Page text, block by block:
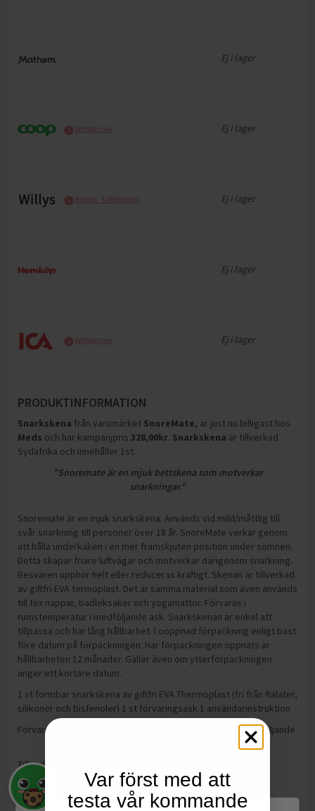
Ej i lager
Webbpriser Ej i lager
Butiks- & Webbpris Ej i lager
Ej i lager
Webbpriser Ej i lager
PRODUKTINFORMATION
Snarkskena från varumärket SnoreMate, är just nu billigast hos
Meds och har kampanjpris 328,00kr. Snarkskena är tillverkad
Sydafrika och innehåller 1st.
"Snoremate är en mjuk bettskena som motverkar
snarkningar."
Snoremate är en mjuk snarkskena. Används vid mild/måttlig till
svår snarkning till personer över 18 år. SnoreMate verkar genom
att hålla underkäken i en mer framskjuten position under sömnen.
Detta skapar friare luftvägar och motverkar därigenom snarkning.
Besvären upphör helt eller reduceras kraftigt. Skenan är tillverkad
av giftfri EVA termoplast. Det är samma material som även används
till tex nappar, badleksaker och yogamattor. Förvaras i
rumstemperatur i medföljande ask. Snarkskenan är enkel att
tillpassa och har lång hållbarhet. I oöppnad förpackning enligt bäst
före datum på förpackningen. Har förpackningen öppnats är
hållbarheten 12 månader. Gäller även om ytterförpackningen
anger ett kortare datum.
1 st formbar snarkskena av giftfri EVA Thermoplast (fri från ftalater,
silikoner och bisfenoler) 1 st förvaringsask 1 användarinstruktion
Förvaring:
Förvaras i rumstemperatur i den medföljande
Tillverkning:
Var först med att
testa vår kommande